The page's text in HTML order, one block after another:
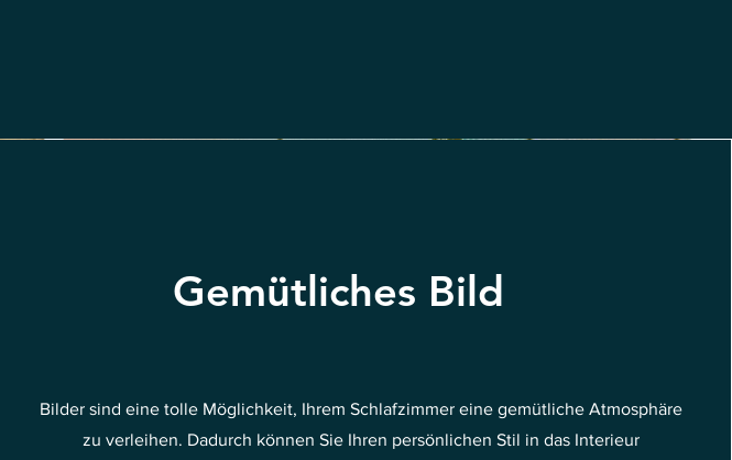
Gemütliches Bild
Bilder sind eine tolle Möglichkeit, Ihrem Schlafzimmer eine gemütliche Atmosphäre
zu verleihen. Dadurch können Sie Ihren persönlichen Stil in das Interieur